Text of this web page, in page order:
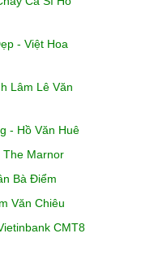
- Việt Hoa
Lâm Lê Văn
- Hồ Văn Huê
Marnor
Bà Điểm
Văn Chiêu
CMT8